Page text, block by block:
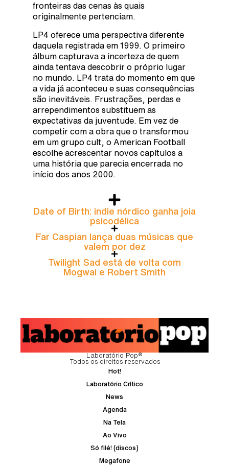
fronteiras das cenas às quais
originalmente pertenciam.
LP4 oferece uma perspectiva diferente
daquela registrada em 1999. O primeiro
álbum capturava a incerteza de quem
ainda tentava descobrir o próprio lugar
no mundo. LP4 trata do momento em que
a vida já aconteceu e suas consequências
são inevitáveis. Frustrações, perdas e
arrependimentos substituem as
expectativas da juventude. Em vez de
competir com a obra que o transformou
em um grupo cult, o American Football
escolhe acrescentar novos capítulos a
uma história que parecia encerrada no
início dos anos 2000.
Date of Birth: indie nórdico ganha joia
psicodélica
Far Caspian lança duas músicas que
valem por dez
Twilight Sad está de volta com
Mogwai e Robert Smith
Laboratório Pop®
Todos os direitos reservados
Hot!
Laboratório Crítico
News
Agenda
Na Tela
Ao Vivo
Só filé! (discos)
Megafone